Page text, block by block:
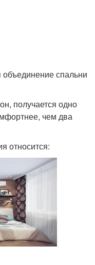
спальни
получается одно
чем два
относится: